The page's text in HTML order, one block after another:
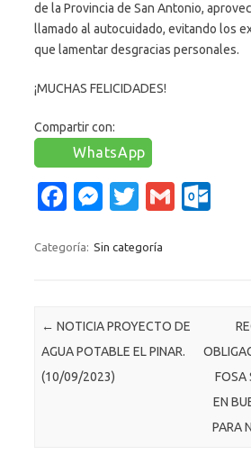
de la Provincia de San Antonio,
llamado al autocuidado, evitando los
que lamentar desgracias personales.
¡MUCHAS FELICIDADES!
Compartir con:
WhatsApp
Fa
e
o
k
M
se
er
T
it
G
c
o
m
Categoría: Sin categoría
Navegación de entradas
← NOTICIA PROYECTO DE
AGUA POTABLE EL PINAR.
(10/09/2023)
FOSA
EN
PARA